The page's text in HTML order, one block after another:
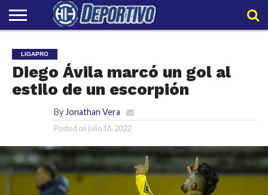
NACIONAL
INTERNACIONAL
EMBAJADORES
POLIDEPORTIVO
POLÍTICAS
DE
PRIVACIDAD
CONTACTO
HIT
EQUIPO
HIT
LIGAPRO
Diego Ávila marcó un gol al
estilo de un escorpión
By Jonathan Vera
Posted on julio 16, 2022